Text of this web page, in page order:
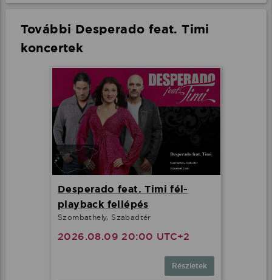
További Desperado feat. Timi
koncertek
Desperado feat. Timi fél-
playback fellépés
Szombathely, Szabadtér
2026.08.09 20:00 UTC+2
Részletek